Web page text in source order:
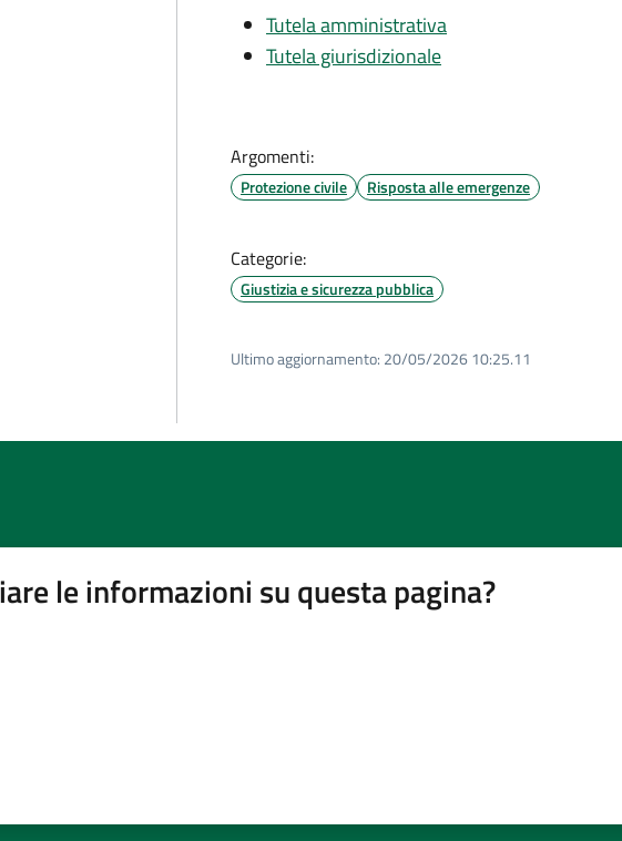
Tutela amministrativa
Tutela giurisdizionale
Argomenti:
Protezione civile Risposta alle emergenze
Categorie:
Giustizia e sicurezza pubblica
Ultimo aggiornamento: 20/05/2026 10:25.11
le informazioni su questa pagina?